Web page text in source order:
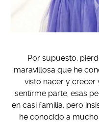
Por supuesto,
maravillosa que he
visto nacer y crecer
sentirme parte, esas
en casi familia, pero
he conocido a